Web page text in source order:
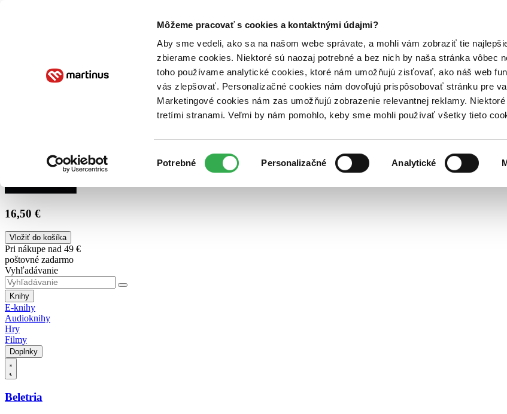
Môžeme pracovať s cookies a kontaktnými údajmi?
Aby sme vedeli, ako sa na našom webe správate, a mohli vám zobraziť tie
zbierame cookies. Niektoré sú naozaj potrebné a bez nich by naša stránka vôbec
toho používame analytické cookies, ktoré nám umožňujú zisťovať, ako náš web
vás zlepšovať. Personalizačné cookies nám dovoľujú prispôsobovať stránku pre
Marketingové cookies nám zas umožňujú zobrazenie relevantnej reklamy.
tretími stranami. Veľmi by nám pomohlo, keby sme mohli používať všetky tieto
súhlasu
Potrebné Personalizačné Analytické
Poukážky Kontakt
16,50 €
Vložiť do košíka
Pri nákupe nad 49 €
poštovné zadarmo
Vyhľadávanie
Knihy
E-knihy
Audioknihy
Hry
Filmy
Doplnky
Beletria